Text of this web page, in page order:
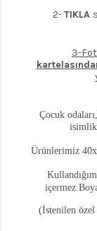
2-TIKLA
3-
Çocuk
Ürünlerimiz
(İstenilen